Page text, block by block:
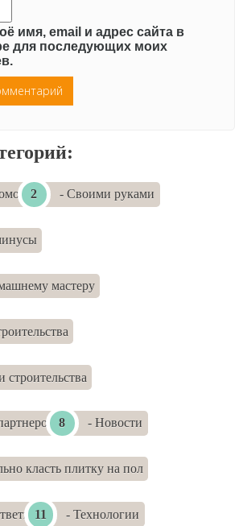
имя, email и адрес сайта в
для последующих моих
- Своими руками
мастеру
строительства
- Новости
класть плитку на пол
- Технологии